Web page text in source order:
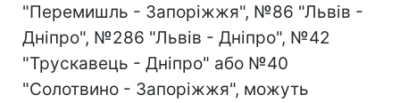
"Перемишль - Запоріжжя", №86 "Львів -
Дніпро", №286 "Львів - Дніпро", №42
"Трускавець - Дніпро" або №40
"Солотвино - Запоріжжя", можуть